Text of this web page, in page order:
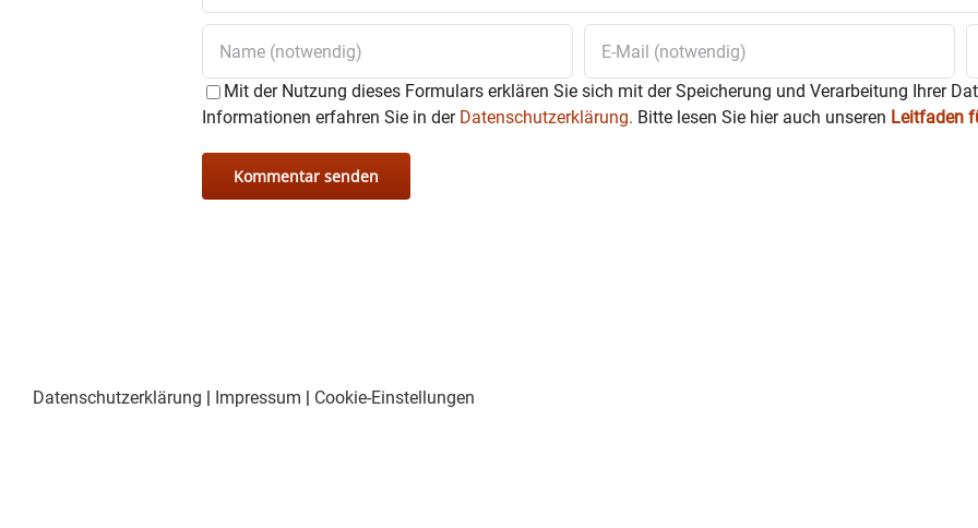
Mit der Nutzung dieses Formulars erklären Sie sich mit der Speicherung und Verarbeitung Ihrer
Informationen erfahren Sie in der Datenschutzerklärung. Bitte lesen Sie hier auch unseren Leitfaden
Datenschutzerklärung | Impressum | Cookie-Einstellungen